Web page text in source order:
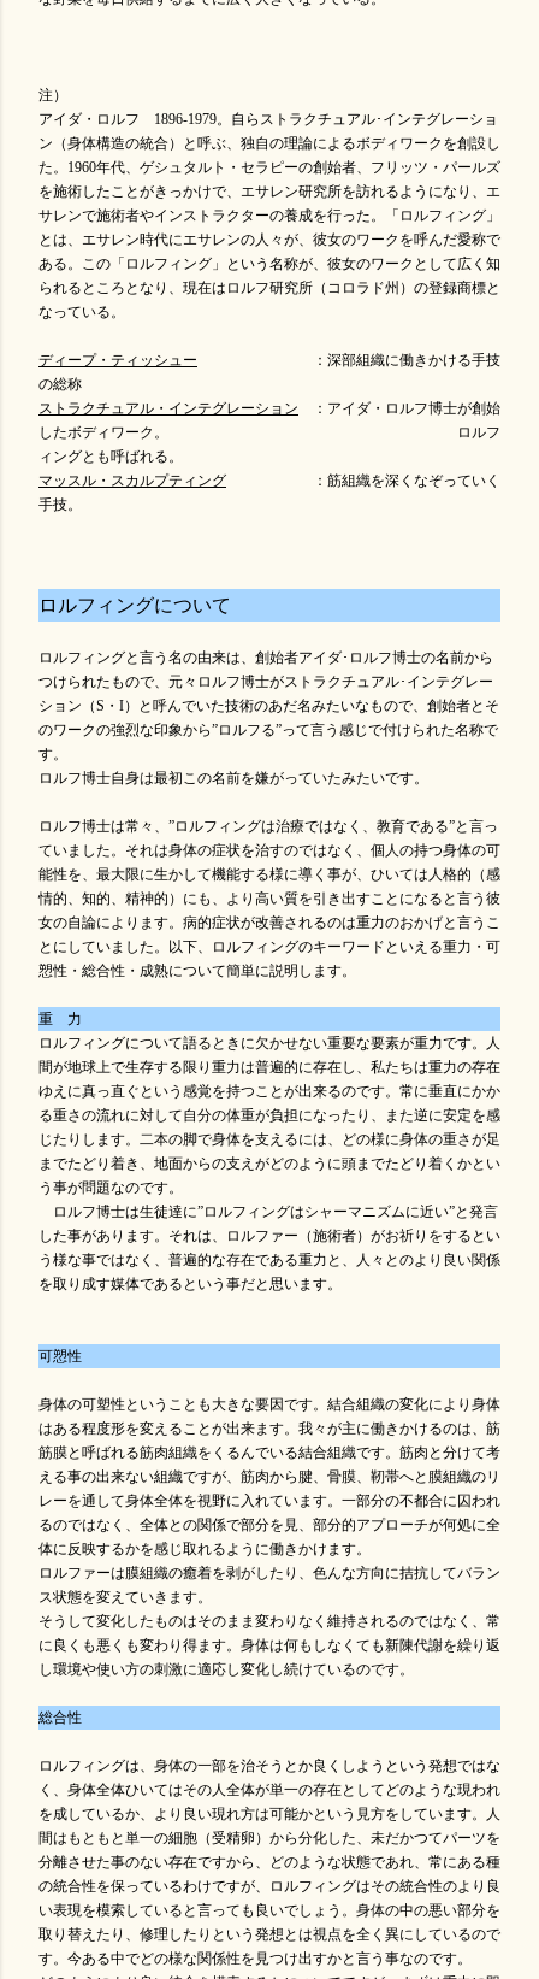
注）
アイダ・ロルフ 1896-1979。自らストラクチュアル･インテグレーショ
ン（身体構造の統合）と呼ぶ、独自の理論によるボディワークを創設し
た。1960年代、ゲシュタルト・セラピーの創始者、フリッツ・パールズ
を施術したことがきっかけで、エサレン研究所を訪れるようになり、エ
サレンで施術者やインストラクターの養成を行った。「ロルフィング」
とは、エサレン時代にエサレンの人々が、彼女のワークを呼んだ愛称で
ある。この「ロルフィング」という名称が、彼女のワークとして広く知
られるところとなり、現在はロルフ研究所（コロラド州）の登録商標と
なっている。
ディープ・ティッシュー ：深部組織に働きかける手技
の総称
ストラクチュアル・インテグレーション ：アイダ・ロルフ博士が創始
したボディワーク。 ロルフ
ィングとも呼ばれる。
マッスル・スカルプティング ：筋組織を深くなぞっていく
手技。
ロルフィングについて
ロルフィングと言う名の由来は、創始者アイダ･ロルフ博士の名前から
つけられたもので、元々ロルフ博士がストラクチュアル･インテグレー
ション（S・I）と呼んでいた技術のあだ名みたいなもので、創始者とそ
のワークの強烈な印象から”ロルフる”って言う感じで付けられた名称で
す。
ロルフ博士自身は最初この名前を嫌がっていたみたいです。
ロルフ博士は常々、”ロルフィングは治療ではなく、教育である”と言っ
ていました。それは身体の症状を治すのではなく、個人の持つ身体の可
能性を、最大限に生かして機能する様に導く事が、ひいては人格的（感
情的、知的、精神的）にも、より高い質を引き出すことになると言う彼
女の自論によります。病的症状が改善されるのは重力のおかげと言うこ
とにしていました。以下、ロルフィングのキーワードといえる重力・可
愬性・総合性・成熟について簡単に説明します。
重 力
ロルフィングについて語るときに欠かせない重要な要素が重力です。人
間が地球上で生存する限り重力は普遍的に存在し、私たちは重力の存在
ゆえに真っ直ぐという感覚を持つことが出来るのです。常に垂直にかか
る重さの流れに対して自分の体重が負担になったり、また逆に安定を感
じたりします。二本の脚で身体を支えるには、どの様に身体の重さが足
までたどり着き、地面からの支えがどのように頭までたどり着くかとい
う事が問題なのです。
ロルフ博士は生徒達に”ロルフィングはシャーマニズムに近い”と発言
した事があります。それは、ロルファー（施術者）がお祈りをするとい
う様な事ではなく、普遍的な存在である重力と、人々とのより良い関係
を取り成す媒体であるという事だと思います。
可愬性
身体の可塑性ということも大きな要因です。結合組織の変化により身体
はある程度形を変えることが出来ます。我々が主に働きかけるのは、筋
筋膜と呼ばれる筋肉組織をくるんでいる結合組織です。筋肉と分けて考
える事の出来ない組織ですが、筋肉から腱、骨膜、靭帯へと膜組織のリ
レーを通して身体全体を視野に入れています。一部分の不都合に囚われ
るのではなく、全体との関係で部分を見、部分的アプローチが何処に全
体に反映するかを感じ取れるように働きかけます。
ロルファーは膜組織の癒着を剥がしたり、色んな方向に拮抗してバラン
ス状態を変えていきます。
そうして変化したものはそのまま変わりなく維持されるのではなく、常
に良くも悪くも変わり得ます。身体は何もしなくても新陳代謝を繰り返
し環境や使い方の刺激に適応し変化し続けているのです。
総合性
ロルフィングは、身体の一部を治そうとか良くしようという発想ではな
く、身体全体ひいてはその人全体が単一の存在としてどのような現われ
を成しているか、より良い現れ方は可能かという見方をしています。人
間はもともと単一の細胞（受精卵）から分化した、未だかつてパーツを
分離させた事のない存在ですから、どのような状態であれ、常にある種
の統合性を保っているわけですが、ロルフィングはその統合性のより良
い表現を模索していると言っても良いでしょう。身体の中の悪い部分を
取り替えたり、修理したりという発想とは視点を全く異にしているので
す。今ある中でどの様な関係性を見つけ出すかと言う事なのです。